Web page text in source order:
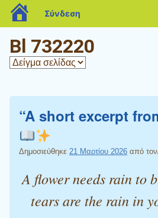
Bl 732220
“A short excerpt
Δημοσιεύθηκε 21 Μαρτίου 2026 από
A flower needs rain to
tears are the rain in
blogs.sch.gr
Σύνδεση